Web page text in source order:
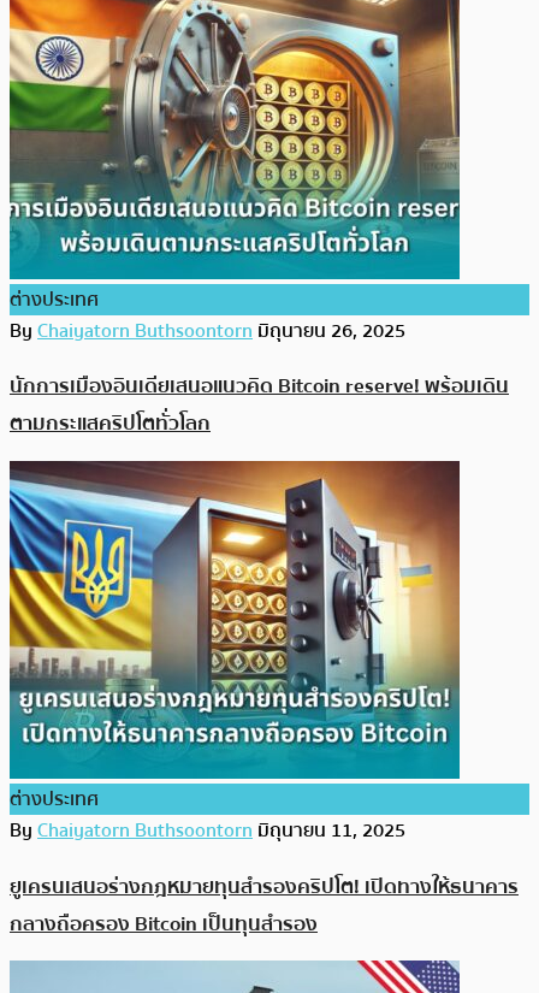
ต่างประเทศ
ByChaiyatorn Buthsoontornมิถุนายน 26, 2025
นักการเมืองอินเดียเสนอแนวคิด Bitcoin reserve! พร้อมเดิน
ตามกระแสคริปโตทั่วโลก
ต่างประเทศ
ByChaiyatorn Buthsoontornมิถุนายน 11, 2025
ยูเครนเสนอร่างกฎหมายทุนสำรองคริปโต! เปิดทางให้ธนาคาร
กลางถือครอง Bitcoin เป็นทุนสำรอง